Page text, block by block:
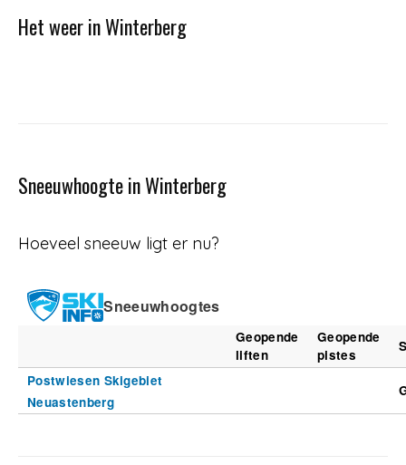
Het weer in Winterberg
Sneeuwhoogte in Winterberg
Hoeveel sneeuw ligt er nu?